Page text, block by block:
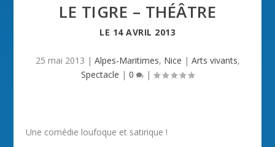
LE TIGRE – THÉÂTRE
LE 14 AVRIL 2013
25 mai 2013 | Alpes-Maritimes, Nice | Arts vivants,
Spectacle | 0 |
Une comédie loufoque et satirique !